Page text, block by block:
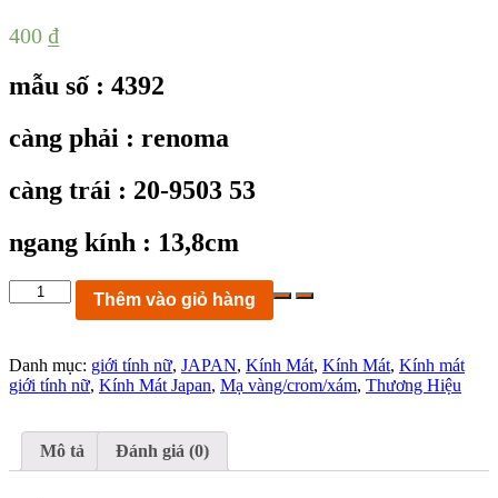
400 ₫
mẫu số : 4392
càng phải : renoma
càng trái : 20-9503 53
ngang kính : 13,8cm
KC4392:
kính
20-
9503
FRAME
JAPAN
ngang
Thêm vào giỏ hàng
Danh mục: giới tính nữ, JAPAN, Kính Mát, Kính Mát, Kính mát
giới tính nữ, Kính Mát Japan, Mạ vàng/crom/xám, Thương Hiệu
Mô tả Đánh giá (0)